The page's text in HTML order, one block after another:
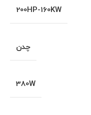
200HP-160KW
چدن
380W